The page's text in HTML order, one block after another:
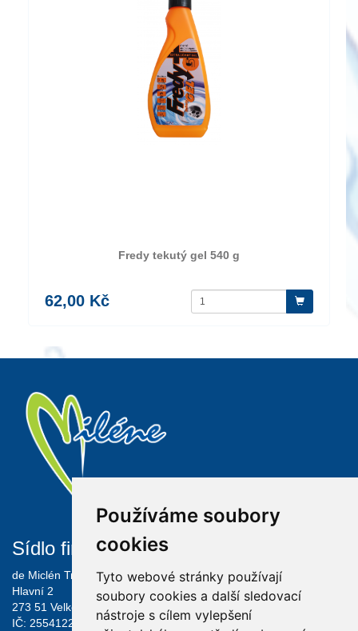
Používáme soubory
cookies
Tyto webové stránky používají
soubory cookies a další sledovací
nástroje s cílem vylepšení
Fredy tekutý gel 540 g
62,00 Kč
Sídlo firmy
de Miclén Trading s.r.o.
Hlavní 2
273 51 Velké Přítočno
IČ: 25541226
O FIRMĚ
VELKOOBCHOD
KONTAKT
OBCHODNÍ PODMÍNKY